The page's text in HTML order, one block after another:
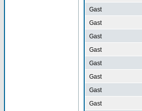
Gast
Gast
Gast
Gast
Gast
Gast
Gast
Gast